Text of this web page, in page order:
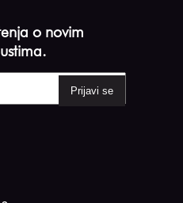
o novim